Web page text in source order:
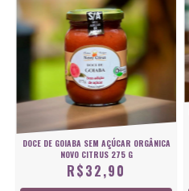
DOCE DE GOIABA SEM AÇÚCAR ORGÂNICA
NOVO CITRUS 275 G
R$32,90